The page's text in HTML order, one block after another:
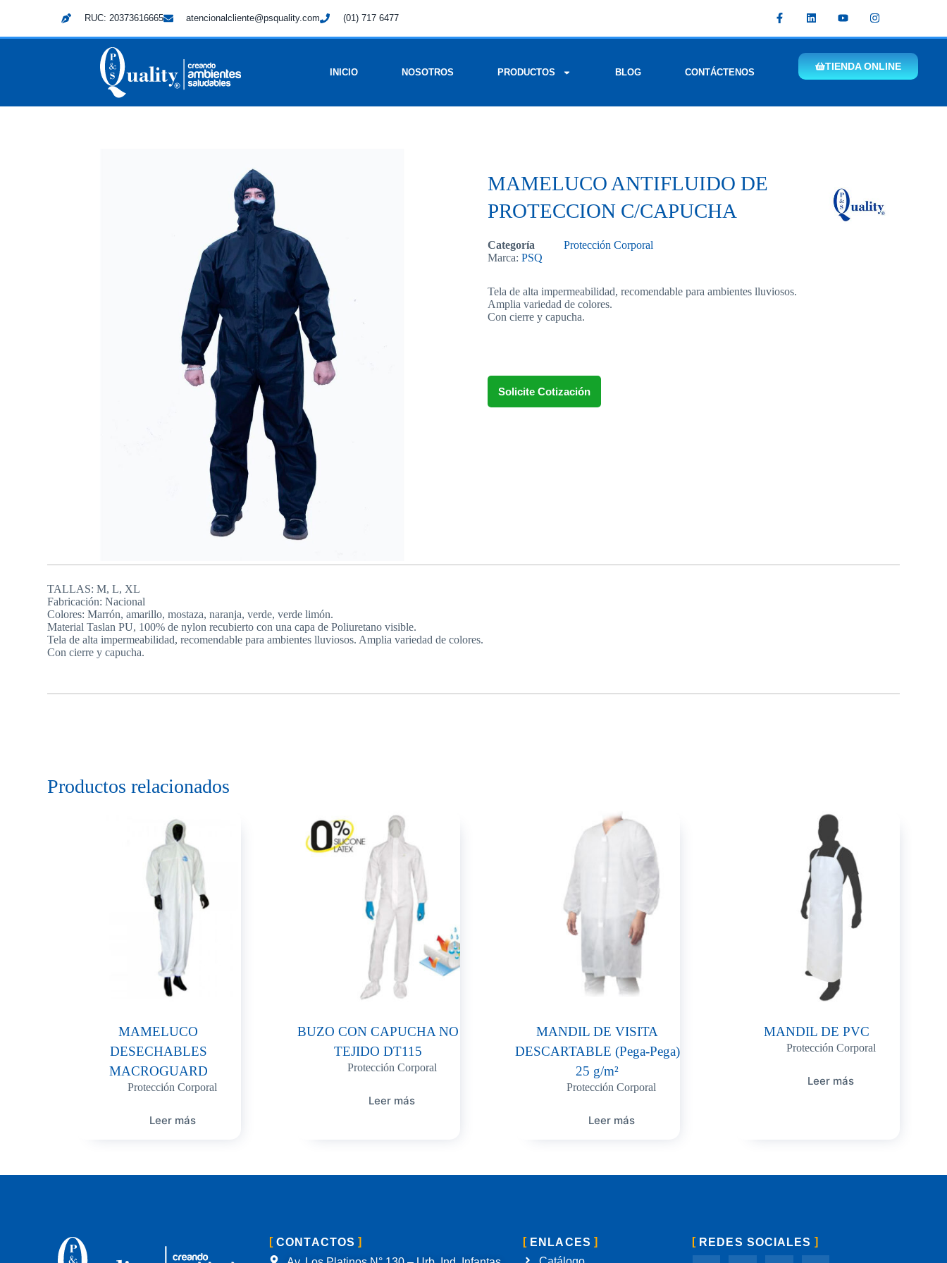
RUC: 20373616665 atencionalcliente@psquality.com (01) 717 6477
INICIO NOSOTROS PRODUCTOS BLOG CONTÁCTENOS
TIENDA ONLINE
MAMELUCO ANTIFLUIDO DE
PROTECCION C/CAPUCHA
Categoría
Protección Corporal
Marca: PSQ
Tela de alta impermeabilidad, recomendable para ambientes lluviosos.
Amplia variedad de colores.
Con cierre y capucha.
Solicite Cotización
TALLAS: M, L, XL
Fabricación: Nacional
Colores: Marrón, amarillo, mostaza, naranja, verde, verde limón.
Material Taslan PU, 100% de nylon recubierto con una capa de Poliuretano visible.
Tela de alta impermeabilidad, recomendable para ambientes lluviosos. Amplia variedad de colores.
Con cierre y capucha.
Productos relacionados
MAMELUCO
DESECHABLES
MACROGUARD
Protección Corporal
Leer más
BUZO CON CAPUCHA NO
TEJIDO DT115
Protección Corporal
Leer más
MANDIL DE VISITA
DESCARTABLE (Pega-Pega)
25 g/m²
Protección Corporal
Leer más
MANDIL DE PVC
Protección Corporal
Leer más
CONTACTOS
ENLACES
REDES SOCIALES